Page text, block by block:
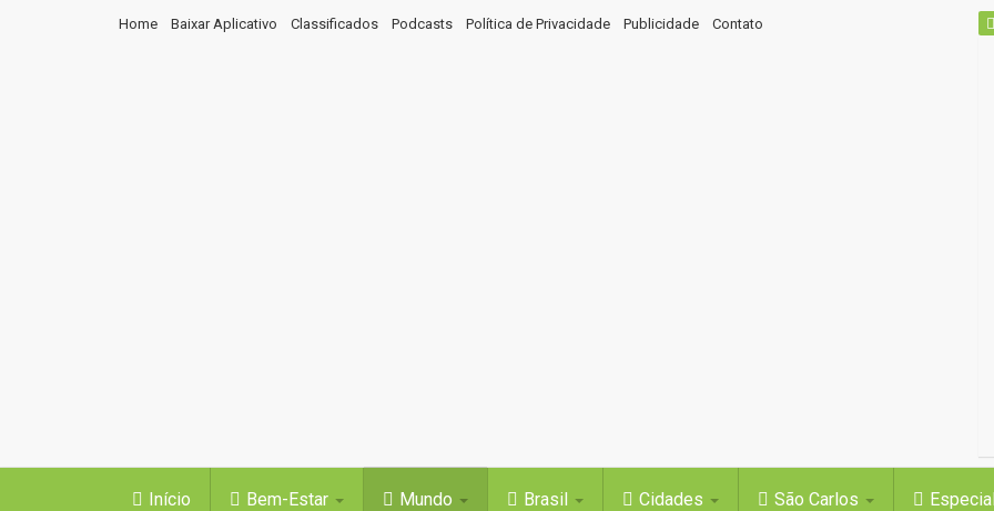
Home Baixar Aplicativo Classificados Podcasts Política de Privacidade Publicidade Contato
Início Bem-Estar Mundo Brasil Cidades São Carlos